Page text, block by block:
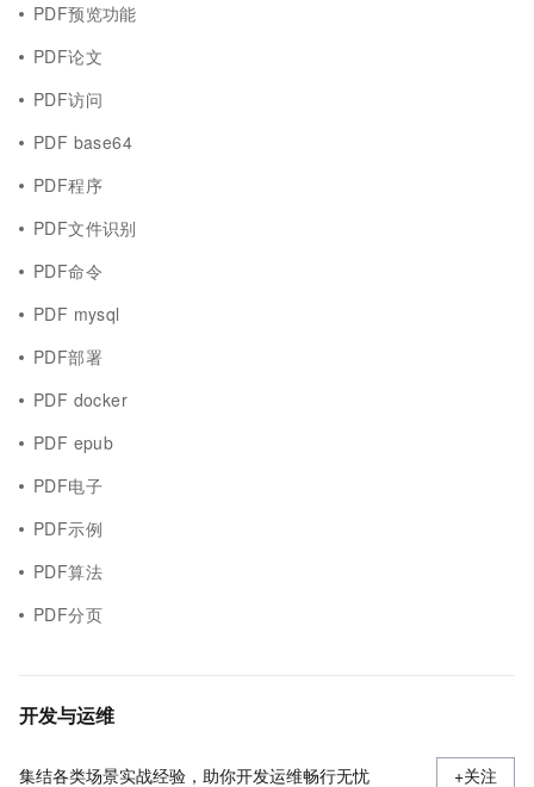
PDF预览功能
PDF论文
PDF访问
PDF base64
PDF程序
PDF文件识别
PDF命令
PDF mysql
PDF部署
PDF docker
PDF epub
PDF电子
PDF示例
PDF算法
PDF分页
开发与运维
集结各类场景实战经验，助你开发运维畅行无忧 +关注